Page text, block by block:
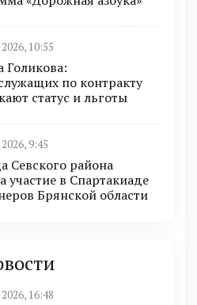
10:55
Голикова:
по контракту
статус и льготы
9:45
Севского района
участие в Спартакиаде
Брянской области
16:48